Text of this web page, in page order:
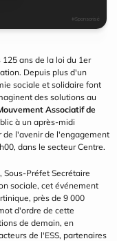
#Sponsorisé
ans de la loi du 1er
Depuis plus d'un
sociale et solidaire font
des solutions au
Associatif de
à un après-midi
de l'avenir de l'engagement
dans le secteur Centre.
Sous-Préfet Secrétaire
sociale, cet événement
près de 9 000
d'ordre de cette
de demain, en
de l'ESS, partenaires